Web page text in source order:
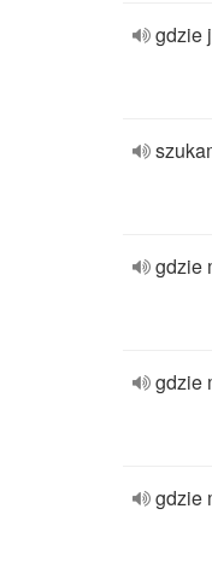
gdzie
gdzie
gdzie
gdzie